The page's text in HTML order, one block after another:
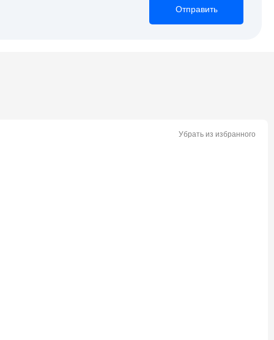
Отправить
Отправить
Отправить
Убрать из избранного